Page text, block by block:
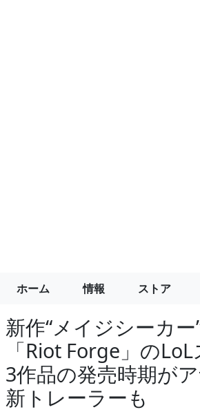
ホーム 情報 ストア
新作“メイジシーカー
「Riot Forge」の
3作品の発売時期がア
新トレーラーも